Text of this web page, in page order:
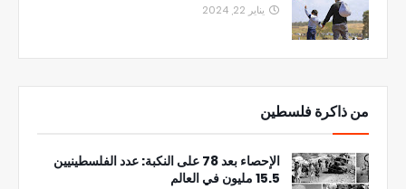
يناير 22, 2024
من ذاكرة فلسطين
الإحصاء بعد 78 على النكبة: عدد الفلسطينيين
15.5 مليون في العالم